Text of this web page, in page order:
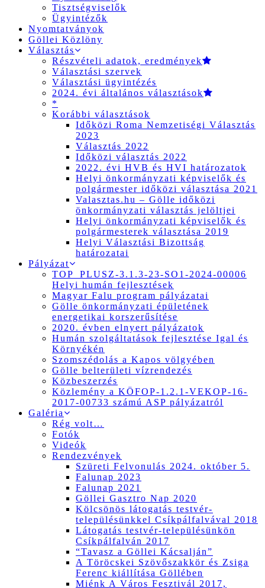
Tisztségviselők
Ügyintézők
Nyomtatványok
Göllei Közlöny
Választás
Részvételi adatok, eredmények
Választási szervek
Választási ügyintézés
2024. évi általános választások
*
Korábbi választások
Időközi Roma Nemzetiségi Választás
2023
Választás 2022
Időközi választás 2022
2022. évi HVB és HVI határozatok
Helyi önkormányzati képviselők és
polgármester időközi választása 2021
Valasztas.hu – Gölle időközi
önkormányzati választás jelöltjei
Helyi önkormányzati képviselők és
polgármesterek választása 2019
Helyi Választási Bizottság
határozatai
Pályázat
TOP_PLUSZ-3.1.3-23-SO1-2024-00006
Helyi humán fejlesztések
Magyar Falu program pályázatai
Gölle önkormányzati épületének
energetikai korszerűsítése
2020. évben elnyert pályázatok
Humán szolgáltatások fejlesztése Igal és
Környékén
Szomszédolás a Kapos völgyében
Gölle belterületi vízrendezés
Közbeszerzés
Közlemény a KÖFOP-1.2.1-VEKOP-16-
2017-00733 számú ASP pályázatról
Galéria
Rég volt…
Fotók
Videók
Rendezvények
Szüreti Felvonulás 2024. október 5.
Falunap 2023
Falunap 2021
Göllei Gasztro Nap 2020
Kölcsönös látogatás testvér-
településünkkel Csíkpálfalvával 2018
Látogatás testvér-településünkön
Csíkpálfalván 2017
“Tavasz a Göllei Kácsalján”
A Töröcskei Szövőszakkör és Zsiga
Ferenc kiállítása Göllében
Miénk A Város Fesztivál 2017,